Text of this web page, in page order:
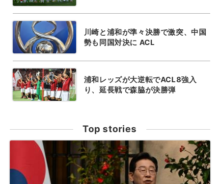
川崎と浦和が準々決勝で激突、中国
勢も同国対決に ACL
浦和レッズが大逆転でACL8強入
り、延長戦で森脇が決勝弾
Top stories